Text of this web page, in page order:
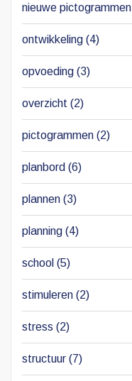
nieuwe pictogrammen
ontwikkeling (4)
opvoeding (3)
overzicht (2)
pictogrammen (2)
planbord (6)
plannen (3)
planning (4)
school (5)
stimuleren (2)
stress (2)
structuur (7)